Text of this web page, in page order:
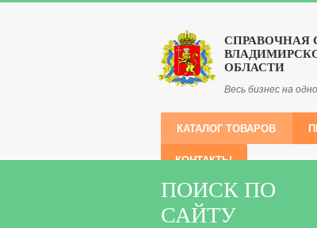
СПРАВОЧНАЯ
ОБЛАСТИ
Весь бизнес на
КАТАЛОГ ТОВАРОВ
КОНТАКТЫ
ПОИСК ПО
САЙТУ